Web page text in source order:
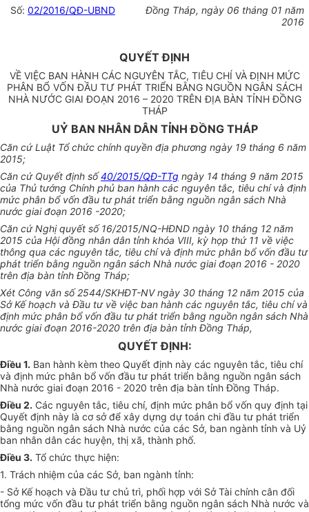
Số: 02/2016/QĐ-UBND
Đồng Tháp, ngày 06 tháng 01 năm
2016
QUYẾT ĐỊNH
VỀ VIỆC BAN HÀNH CÁC NGUYÊN TẮC, TIÊU CHÍ VÀ ĐỊNH MỨC
PHÂN BỔ VỐN ĐẦU TƯ PHÁT TRIỂN BẰNG NGUỒN NGÂN SÁCH
NHÀ NƯỚC GIAI ĐOẠN 2016 – 2020 TRÊN ĐỊA BÀN TỈNH ĐỒNG
THÁP
UỶ BAN NHÂN DÂN TỈNH ĐỒNG THÁP
Căn cứ Luật Tổ chức chính quyền địa phương ngày 19 tháng 6 năm
2015;
Căn cứ Quyết định số40/2015/QĐ-TTg ngày 14 tháng 9 năm 2015
của Thủ tướng Chính phủ ban hành các nguyên tắc, tiêu chí và định
mức phân bổ vốn đầu tư phát triển bằng nguồn ngân sách Nhà
nước giai đoạn 2016 -2020;
Căn cứ Nghị quyết số 16/2015/NQ-HĐND ngày 10 tháng 12 năm
2015 của Hội đồng nhân dân tỉnh khóa VIII, kỳ họp thứ 11 về việc
thông qua các nguyên tắc, tiêu chí và định mức phân bổ vốn đầu tư
phát triển bằng nguồn ngân sách Nhà nước giai đoạn 2016 - 2020
trên địa bàn tỉnh Đồng Tháp;
Xét Công văn số 2544/SKHĐT-NV ngày 30 tháng 12 năm 2015 của
Sở Kế hoạch và Đầu tư về việc ban hành các nguyên tắc, tiêu chí và
định mức phân bổ vốn đầu tư phát triển bằng nguồn ngân sách Nhà
nước giai đoạn 2016-2020 trên địa bàn tỉnh Đồng Tháp,
QUYẾT ĐỊNH:
Điều 1. Ban hành kèm theo Quyết định này các nguyên tắc, tiêu chí
và định mức phân bổ vốn đầu tư phát triển bằng nguồn ngân sách
Nhà nước giai đoạn 2016 - 2020 trên địa bàn tỉnh Đồng Tháp.
Điều 2. Các nguyên tắc, tiêu chí, định mức phân bổ vốn quy định tại
Quyết định này là cơ sở để xây dựng dự toán chi đầu tư phát triển
bằng nguồn ngân sách Nhà nước của các Sở, ban ngành tỉnh và Uỷ
ban nhân dân các huyện, thị xã, thành phố.
Điều 3. Tổ chức thực hiện:
1. Trách nhiệm của các Sở, ban ngành tỉnh:
- Sở Kế hoạch và Đầu tư chủ trì, phối hợp với Sở Tài chính cân đối
tổng mức vốn đầu tư phát triển bằng nguồn ngân sách Nhà nước và